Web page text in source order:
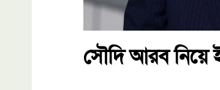
সৌদি আরব নিয়ে